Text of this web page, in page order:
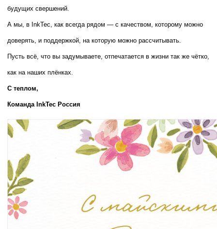
будущих свершений.
А мы, в InkTec, как всегда рядом — с качеством, которому можно
доверять, и поддержкой, на которую можно рассчитывать.
Пусть всё, что вы задумываете, отпечатается в жизни так же чётко,
как на наших плёнках.
С теплом,
Команда InkTec Россия